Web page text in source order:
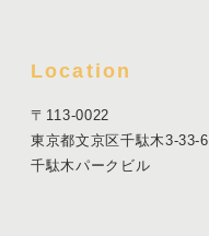
Location
〒113-0022
東京都文京区千駄木3-33-6
千駄木パークビル